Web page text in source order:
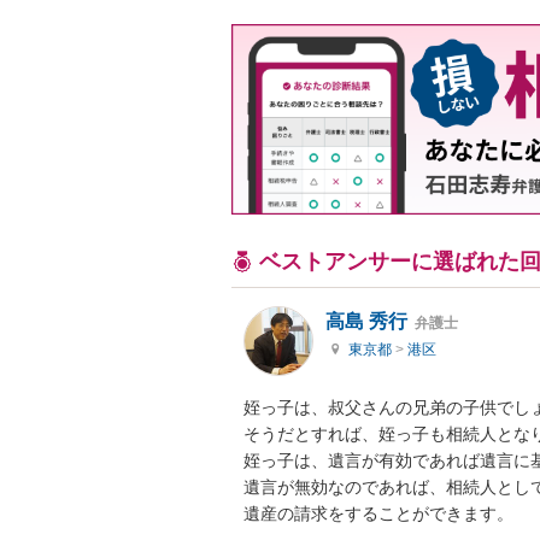
ベストアンサーに選ばれた
高島 秀行 弁護士
東京都 > 港区
姪っ子は、叔父さんの兄弟の子供でし
そうだとすれば、姪っ子も相続人とな
姪っ子は、遺言が有効であれば遺言に
遺言が無効なのであれば、相続人とし
遺産の請求をすることができます。